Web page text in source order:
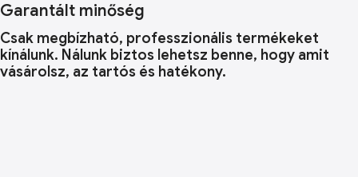
Garantált minőség
Csak megbízható, professzionális termékeket
kínálunk. Nálunk biztos lehetsz benne, hogy amit
vásárolsz, az tartós és hatékony.